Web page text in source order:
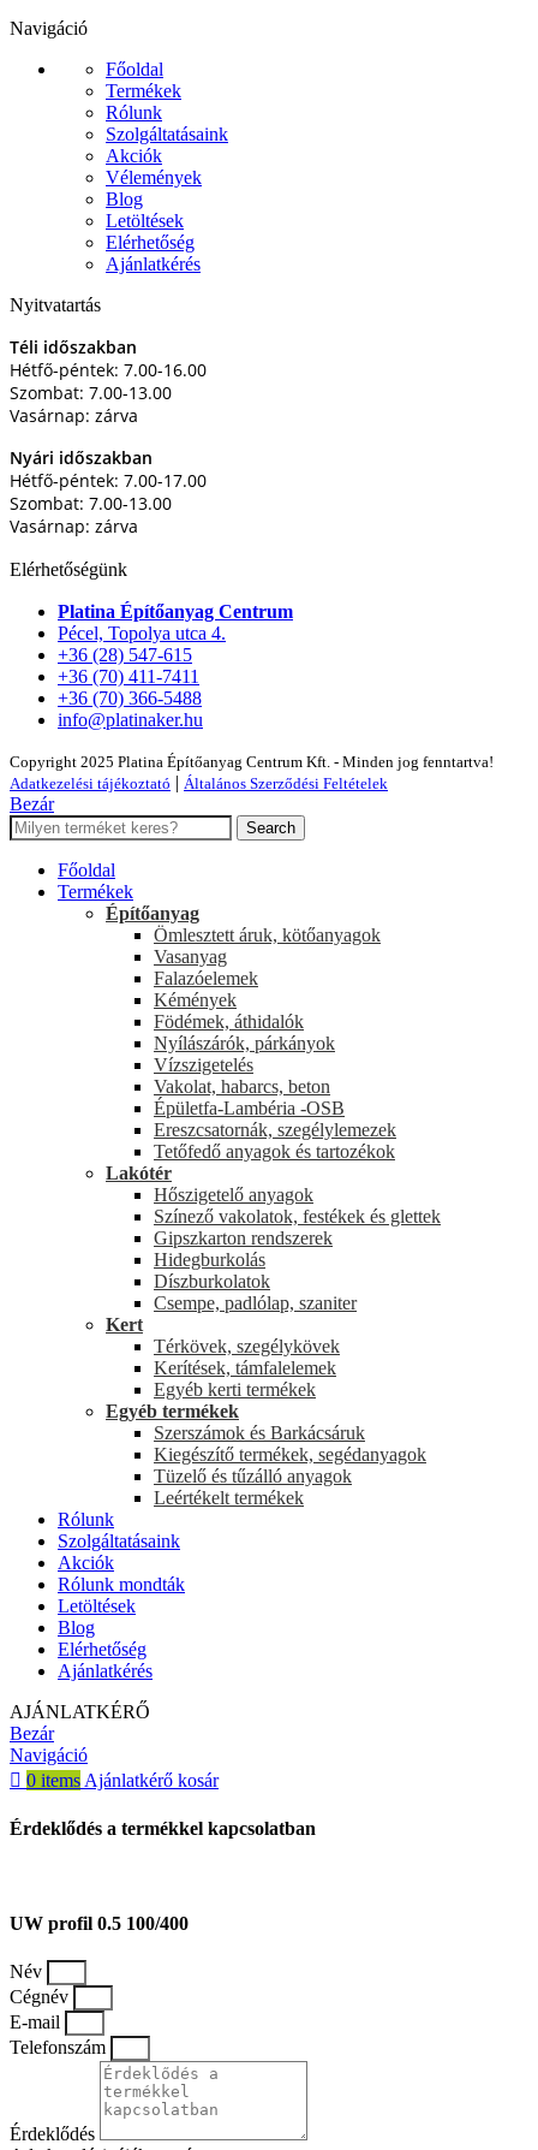
Navigáció
Főoldal
Termékek
Rólunk
Szolgáltatásaink
Akciók
Vélemények
Blog
Letöltések
Elérhetőség
Ajánlatkérés
Nyitvatartás
Téli időszakban
Hétfő-péntek: 7.00-16.00
Szombat: 7.00-13.00
Vasárnap: zárva
Nyári időszakban
Hétfő-péntek: 7.00-17.00
Szombat: 7.00-13.00
Vasárnap: zárva
Elérhetőségünk
Platina Építőanyag Centrum
Pécel, Topolya utca 4.
+36 (28) 547-615
+36 (70) 411-7411
+36 (70) 366-5488
info@platinaker.hu
Copyright 2025 Platina Építőanyag Centrum Kft. - Minden jog fenntartva!
Adatkezelési tájékoztató | Általános Szerződési Feltételek
Bezár
Search
Főoldal
Termékek
Építőanyag
Ömlesztett áruk, kötőanyagok
Vasanyag
Falazóelemek
Kémények
Födémek, áthidalók
Nyílászárók, párkányok
Vízszigetelés
Vakolat, habarcs, beton
Épületfa-Lambéria -OSB
Ereszcsatornák, szegélylemezek
Tetőfedő anyagok és tartozékok
Lakótér
Hőszigetelő anyagok
Színező vakolatok, festékek és glettek
Gipszkarton rendszerek
Hidegburkolás
Díszburkolatok
Csempe, padlólap, szaniter
Kert
Térkövek, szegélykövek
Kerítések, támfalelemek
Egyéb kerti termékek
Egyéb termékek
Szerszámok és Barkácsáruk
Kiegészítő termékek, segédanyagok
Tüzelő és tűzálló anyagok
Leértékelt termékek
Rólunk
Szolgáltatásaink
Akciók
Rólunk mondták
Letöltések
Blog
Elérhetőség
Ajánlatkérés
AJÁNLATKÉRŐ
Bezár
Navigáció
0 items Ajánlatkérő kosár
Érdeklődés a termékkel kapcsolatban
UW profil 0.5 100/400
Név
Cégnév
E-mail
Telefonszám
Érdeklődés